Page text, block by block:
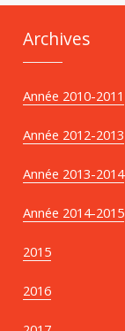
Archives
Année 2010-2011
Année 2012-2013
Année 2013-2014
Année 2014-2015
2015
2016